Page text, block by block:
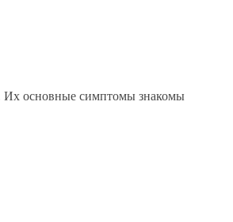
Их основные симптомы знакомы